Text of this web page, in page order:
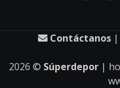
Contáctanos |
2026 © Súperdepor |